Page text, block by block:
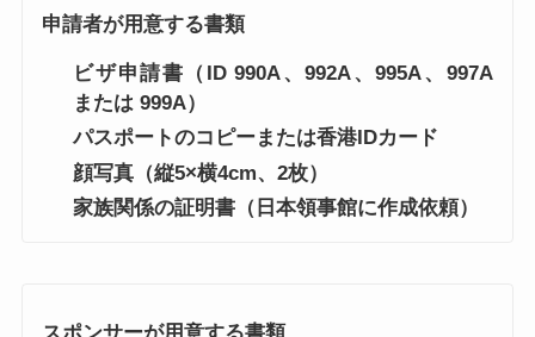
申請者が用意する書類
ビザ申請書（ID 990A、992A、995A、997A
または 999A）
パスポートのコピーまたは香港IDカード
顔写真（縦5×横4cm、2枚）
家族関係の証明書（日本領事館に作成依頼）